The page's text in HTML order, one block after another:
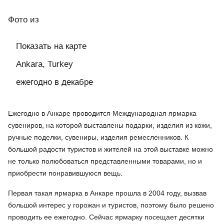
Фото из
Показать на карте
Ankara, Turkey
ежегодно в декабре
Ежегодно в Анкаре проводится Международная ярмарка
сувениров, на которой выставлены подарки, изделия из кожи,
ручные поделки, сувениры, изделия ремесленников. К
большой радости туристов и жителей на этой выставке можно
не только полюбоваться представленными товарами, но и
приобрести понравившуюся вещь.
Первая такая ярмарка в Анкаре прошла в 2004 году, вызвав
большой интерес у горожан и туристов, поэтому было решено
проводить ее ежегодно. Сейчас ярмарку посещает десятки